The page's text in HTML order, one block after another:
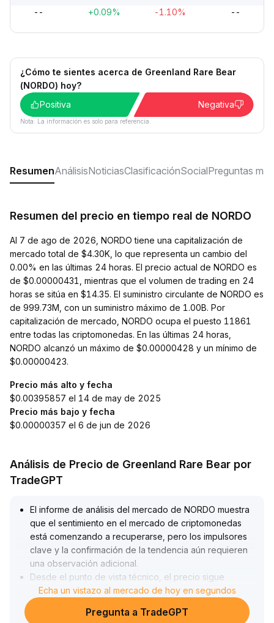
-- +0.09% -1.10% --
¿Cómo te sientes acerca de Greenland Rare Bear
(NORDO) hoy?
Positiva
Negativa
Nota: La información es solo para referencia.
ResumenAnálisisNoticiasClasificaciónSocialPreguntas
Resumen del precio en tiempo real de NORDO
Al 7 de ago de 2026, NORDO tiene una capitalización de
mercado total de $4.30K, lo que representa un cambio del
0.00% en las últimas 24 horas. El precio actual de NORDO es
de $0.00000431, mientras que el volumen de trading en 24
horas se sitúa en $14.35. El suministro circulante de NORDO es
de 999.73M, con un suministro máximo de 1.00B. Por
capitalización de mercado, NORDO ocupa el puesto 11861
entre todas las criptomonedas. En las últimas 24 horas,
NORDO alcanzó un máximo de $0.00000428 y un mínimo de
$0.00000423.
Precio más alto y fecha
$0.00395857 el 14 de may de 2025
Precio más bajo y fecha
$0.00000357 el 6 de jun de 2026
Análisis de Precio de Greenland Rare Bear por
TradeGPT
El informe de análisis del mercado de NORDO muestra
que el sentimiento en el mercado de criptomonedas
está comenzando a recuperarse, pero los impulsores
clave y la confirmación de la tendencia aún requieren
una observación adicional.
Desde el punto de vista técnico, el precio sigue
estando en una fase de consolidación (se recomienda
vigilar especialmente la resistencia superior y el
soporte inferior), falta una señal clara de aumento en el
Echa un vistazo al mercado de hoy en segundos
Pregunta a TradeGPT